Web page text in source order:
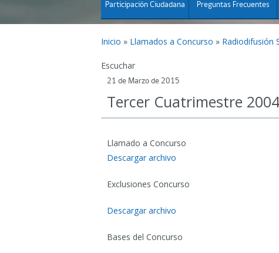
Participación Ciudadana Preguntas Frecuentes
Inicio » Llamados a Concurso » Radiodifusión
Escuchar
21 de Marzo de 2015
Tercer Cuatrimestre 2004
Llamado a Concurso
Descargar archivo
Exclusiones Concurso
Descargar archivo
Bases del Concurso